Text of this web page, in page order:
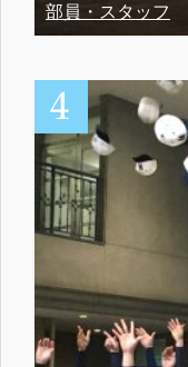
部員・スタッフ